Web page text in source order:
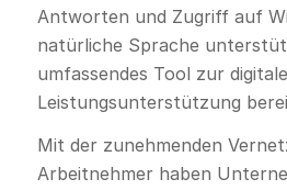
Antworten und Zugriff auf
natürliche Sprache
umfassendes Tool zur
Leistungsunterstützung
Mit der zunehmenden
Arbeitnehmer haben